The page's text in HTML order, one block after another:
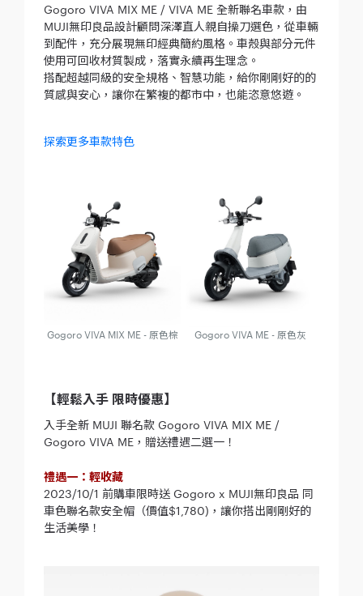
Gogoro VIVA MIX ME / VIVA ME 全新聯名車款，由
MUJI無印良品設計顧問深澤直人親自操刀選色，從車輛
到配件，充分展現無印經典簡約風格。車殼與部分元件
使用可回收材質製成，落實永續再生理念。
搭配超越同級的安全規格、智慧功能，給你剛剛好的的
質感與安心，讓你在繁複的都市中，也能恣意悠遊。
探索更多車款特色
Gogoro VIVA MIX ME - 原色棕 Gogoro VIVA ME - 原色灰
【輕鬆入手 限時優惠】
入手全新 MUJI 聯名款 Gogoro VIVA MIX ME /
Gogoro VIVA ME，贈送禮遇二選一！
禮遇一：輕收藏
2023/10/1 前購車限時送 Gogoro x MUJI無印良品 同
車色聯名款安全帽（價值$1,780)，讓你搭出剛剛好的
生活美學！